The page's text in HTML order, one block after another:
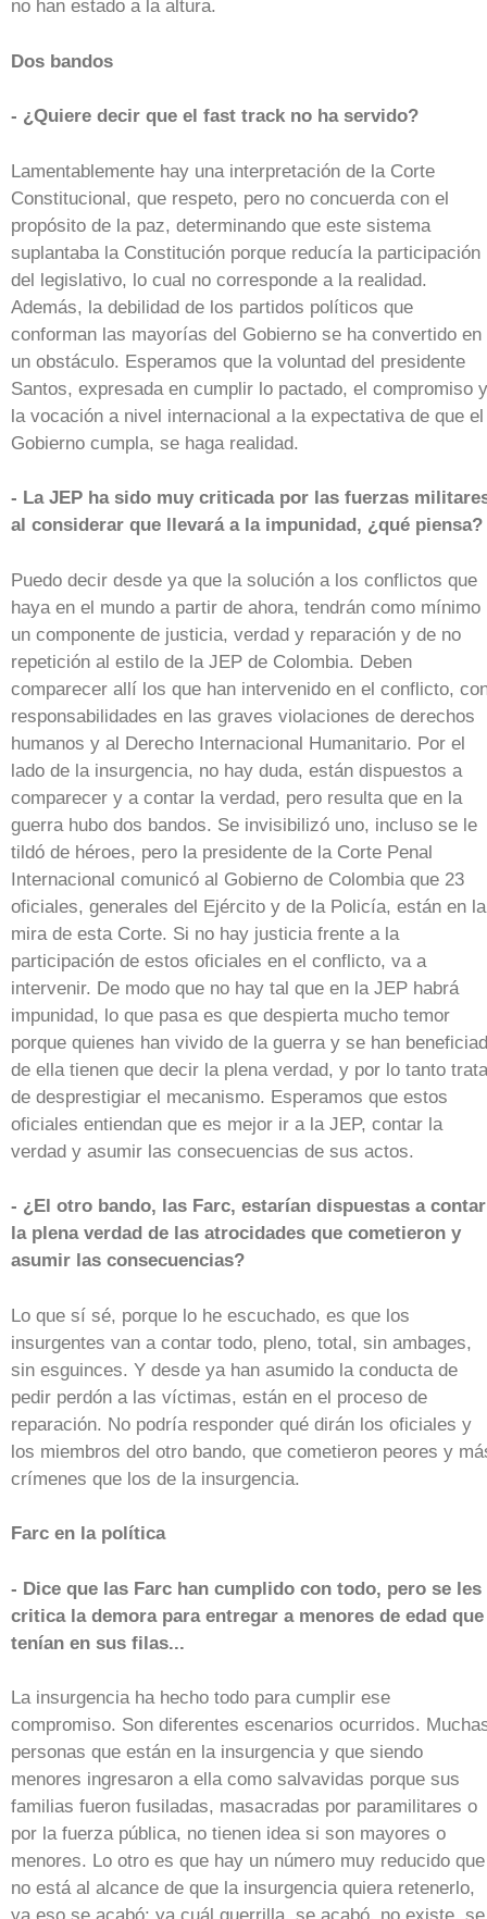
no han estado a la altura.
Dos bandos
- ¿Quiere decir que el fast track no ha servido?
Lamentablemente hay una interpretación de la Corte
Constitucional, que respeto, pero no concuerda con el
propósito de la paz, determinando que este sistema
suplantaba la Constitución porque reducía la participación
del legislativo, lo cual no corresponde a la realidad.
Además, la debilidad de los partidos políticos que
conforman las mayorías del Gobierno se ha convertido en
un obstáculo. Esperamos que la voluntad del presidente
Santos, expresada en cumplir lo pactado, el compromiso y
la vocación a nivel internacional a la expectativa de que el
Gobierno cumpla, se haga realidad.
- La JEP ha sido muy criticada por las fuerzas
al considerar que llevará a la impunidad, ¿qué piensa?
Puedo decir desde ya que la solución a los conflictos que
haya en el mundo a partir de ahora, tendrán como mínimo
un componente de justicia, verdad y reparación y de no
repetición al estilo de la JEP de Colombia. Deben
comparecer allí los que han intervenido en el conflicto,
responsabilidades en las graves violaciones de derechos
humanos y al Derecho Internacional Humanitario. Por el
lado de la insurgencia, no hay duda, están dispuestos a
comparecer y a contar la verdad, pero resulta que en la
guerra hubo dos bandos. Se invisibilizó uno, incluso se le
tildó de héroes, pero la presidente de la Corte Penal
Internacional comunicó al Gobierno de Colombia que 23
oficiales, generales del Ejército y de la Policía, están en la
mira de esta Corte. Si no hay justicia frente a la
participación de estos oficiales en el conflicto, va a
intervenir. De modo que no hay tal que en la JEP habrá
impunidad, lo que pasa es que despierta mucho temor
porque quienes han vivido de la guerra y se han
de ella tienen que decir la plena verdad, y por lo tanto
de desprestigiar el mecanismo. Esperamos que estos
oficiales entiendan que es mejor ir a la JEP, contar la
verdad y asumir las consecuencias de sus actos.
- ¿El otro bando, las Farc, estarían dispuestas a contar
la plena verdad de las atrocidades que cometieron y
asumir las consecuencias?
Lo que sí sé, porque lo he escuchado, es que los
insurgentes van a contar todo, pleno, total, sin ambages,
sin esguinces. Y desde ya han asumido la conducta de
pedir perdón a las víctimas, están en el proceso de
reparación. No podría responder qué dirán los oficiales y
los miembros del otro bando, que cometieron peores y
crímenes que los de la insurgencia.
Farc en la política
- Dice que las Farc han cumplido con todo, pero se les
critica la demora para entregar a menores de edad que
tenían en sus filas...
La insurgencia ha hecho todo para cumplir ese
compromiso. Son diferentes escenarios ocurridos.
personas que están en la insurgencia y que siendo
menores ingresaron a ella como salvavidas porque sus
familias fueron fusiladas, masacradas por paramilitares o
por la fuerza pública, no tienen idea si son mayores o
menores. Lo otro es que hay un número muy reducido que
no está al alcance de que la insurgencia quiera retenerlo,